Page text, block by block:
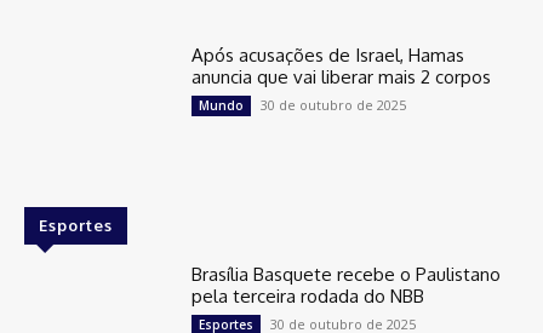
Após acusações de Israel, Hamas
anuncia que vai liberar mais 2 corpos
Mundo 30 de outubro de 2025
Esportes
Brasília Basquete recebe o Paulistano
pela terceira rodada do NBB
Esportes 30 de outubro de 2025